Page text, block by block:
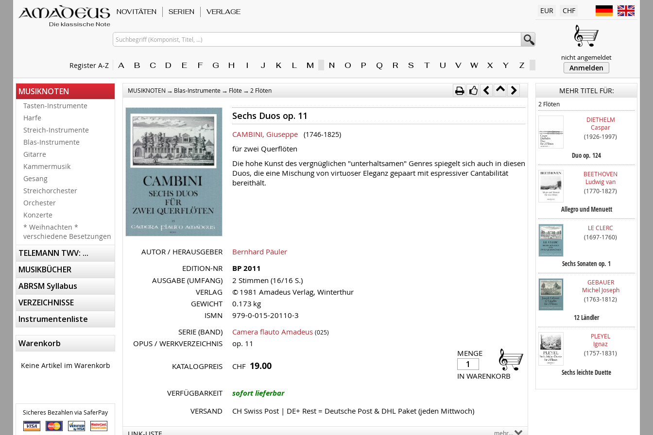
Die klassische Note
Register A-Z
NOVITÄTEN SERIEN VERLAGE
Suchbegriff (Komponist, Titel, ...)
A B C D E F G H I J K L M N O P Q R S T U V W X Y Z
EUR CHF
nicht angemeldet
Anmelden
MUSIKNOTEN
Tasten-Instrumente
Harfe
Streich-Instrumente
Blas-Instrumente
Gitarre
Kammermusik
Gesang
Streichorchester
Orchester
Konzerte
* Weihnachten *
verschiedene Besetzungen
TELEMANN TWV: ...
MUSIKBÜCHER
ABRSM Syllabus
VERZEICHNISSE
Instrumentenliste
Warenkorb
Keine Artikel im Warenkorb
Sicheres Bezahlen via SaferPay
MUSIKNOTEN → Blas-Instrumente → Flöte → 2 Flöten
Sechs Duos op. 11
CAMBINI, Giuseppe (1746-1825)
für zwei Querflöten
Die hohe Kunst des vergnüglichen "unterhaltsamen" Genres spiegelt sich auch in diesen
Duos, die eine Mischung von virtuoser Eleganz gepaart mit espressiver Cantabilität
bereithält.
AUTOR / HERAUSGEBER
Bernhard Päuler
EDITION-NR
BP 2011
AUSGABE (UMFANG)
2 Stimmen (16/16 S.)
VERLAG
© 1981 Amadeus Verlag, Winterthur
GEWICHT
0.173 kg
ISMN
979-0-015-20110-3
SERIE (BAND)
Camera flauto Amadeus (025)
OPUS / WERKVERZEICHNIS
op. 11
MENGE
IN WARENKORB
KATALOGPREIS CHF 19.00
VERFÜGBARKEIT sofort lieferbar
VERSAND CH Swiss Post | DE+ Rest = Deutsche Post & DHL Paket (jeden Mittwoch)
mehr...
MEHR TITEL FÜR:
2 Flöten
DIETHELM
Caspar
(1926-1997)
Duo op. 124
BEETHOVEN
Ludwig van
(1770-1827)
Allegro und Menuett
LE CLERC
(1697-1760)
Sechs Sonaten op. 1
GEBAUER
Michel Joseph
(1763-1812)
12 Ländler
PLEYEL
Ignaz
(1757-1831)
Sechs leichte Duette